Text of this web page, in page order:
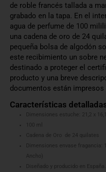
de roble francés tallada a
grabado en la tapa. En el
agua de perfume de 100
una cadena de oro de 24
pequeña bolsa de algodón
este recibimiento un sobre
destinado a proteger el
producto y una breve
documentos están
Características
Dimensiones estuche: 21,2 x
100 ml
Cadena de Oro de 24 quilates
Dimensiones envase fragancia:
Ancho)
Diseñado y producido en España.